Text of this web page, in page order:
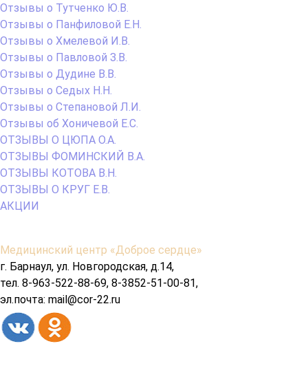
Отзывы о Тутченко Ю.В.
Отзывы о Панфиловой Е.Н.
Отзывы о Хмелевой И.В.
Отзывы о Павловой З.В.
Отзывы о Дудине В.В.
Отзывы о Седых Н.Н.
Отзывы о Степановой Л.И.
Отзывы об Хоничевой Е.С.
ОТЗЫВЫ О ЦЮПА О.А.
ОТЗЫВЫ ФОМИНСКИЙ В.А.
ОТЗЫВЫ КОТОВА В.Н.
ОТЗЫВЫ О КРУГ Е.В.
АКЦИИ
Содержимое
подвала
Медицинский центр «Доброе сердце»
г. Барнаул, ул. Новгородская, д.14,
тел. 8-963-522-88-69, 8-3852-51-00-81,
эл.почта: mail@cor-22.ru